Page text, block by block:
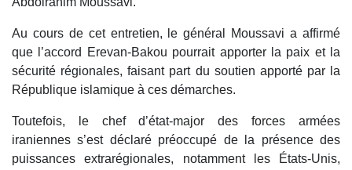
Au cours de cet entretien, le général Moussavi a affirmé
que l’accord Erevan-Bakou pourrait apporter la paix et la
sécurité régionales, faisant part du soutien apporté par la
République islamique à ces démarches.
Toutefois, le chef d’état-major des forces armées
iraniennes s’est déclaré préoccupé de la présence des
puissances extrarégionales, notamment les États-Unis,